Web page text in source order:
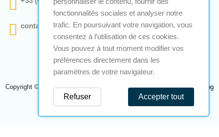
contact@a2s-atex.com
Copyright © 2026 A2S Atex. Tous droits réservés. Une réalisationNavilog
fonctionnalités sociales et analyser notre
trafic. En poursuivant votre navigation, vous
consentez à l’utilisation de ces cookies.
Vous pouvez à tout moment modifier vos
préférences directement dans les
paramètres de votre navigateur.
Accepter tout
Refuser